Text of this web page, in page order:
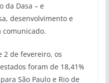
da Dasa – e
desenvolvimento e
comunicado.
2 de fevereiro, os
foram de 18,41%
São Paulo e Rio de